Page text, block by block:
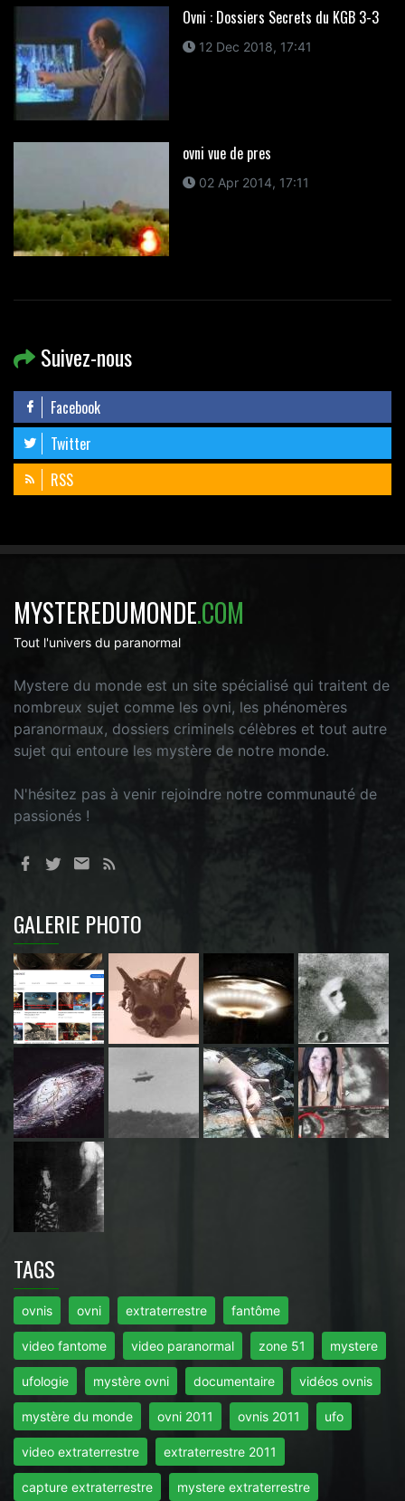
Ovni : Dossiers Secrets du KGB 3-3
12 Dec 2018, 17:41
ovni vue de pres
02 Apr 2014, 17:11
Suivez-nous
Facebook
Twitter
RSS
MYSTEREDUMONDE.COM
Tout l'univers du paranormal
Mystere du monde est un site spécialisé qui traitent de
nombreux sujet comme les ovni, les phénomères
paranormaux, dossiers criminels célèbres et tout autre
sujet qui entoure les mystère de notre monde.
N'hésitez pas à venir rejoindre notre communauté de
passionés !
GALERIE PHOTO
TAGS
ovnis ovni extraterrestre fantôme
video fantome video paranormal zone 51 mystere
ufologie mystère ovni documentaire vidéos ovnis
mystère du monde ovni 2011 ovnis 2011 ufo
video extraterrestre extraterrestre 2011
capture extraterrestre mystere extraterrestre